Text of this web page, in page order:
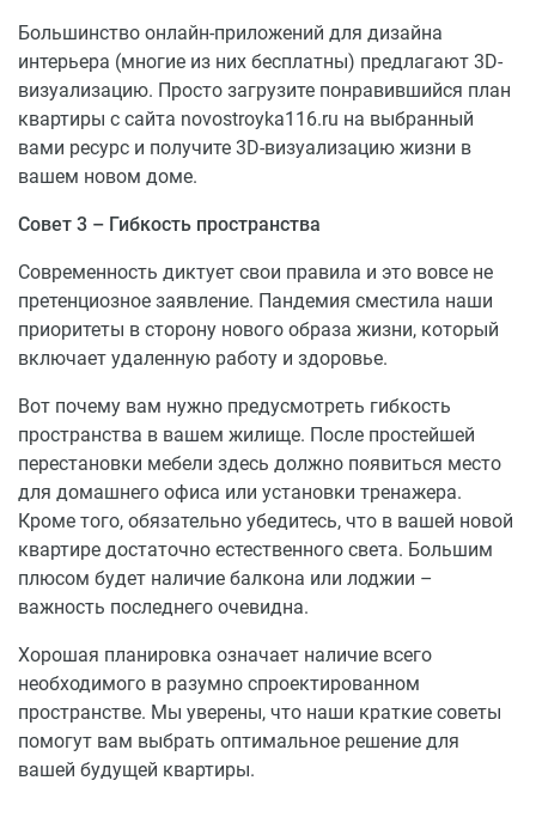
Большинство онлайн-приложений для дизайна
интерьера (многие из них бесплатны) предлагают 3D-
визуализацию. Просто загрузите понравившийся план
квартиры с сайта novostroyka116.ru на выбранный
вами ресурс и получите 3D-визуализацию жизни в
вашем новом доме.
Совет 3 – Гибкость пространства
Современность диктует свои правила и это вовсе не
претенциозное заявление. Пандемия сместила наши
приоритеты в сторону нового образа жизни, который
включает удаленную работу и здоровье.
Вот почему вам нужно предусмотреть гибкость
пространства в вашем жилище. После простейшей
перестановки мебели здесь должно появиться место
для домашнего офиса или установки тренажера.
Кроме того, обязательно убедитесь, что в вашей новой
квартире достаточно естественного света. Большим
плюсом будет наличие балкона или лоджии –
важность последнего очевидна.
Хорошая планировка означает наличие всего
необходимого в разумно спроектированном
пространстве. Мы уверены, что наши краткие советы
помогут вам выбрать оптимальное решение для
вашей будущей квартиры.